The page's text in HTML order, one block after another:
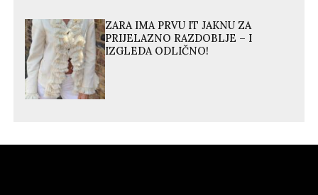
ZARA IMA PRVU IT JAKNU ZA
PRIJELAZNO RAZDOBLJE – I
IZGLEDA ODLIČNO!